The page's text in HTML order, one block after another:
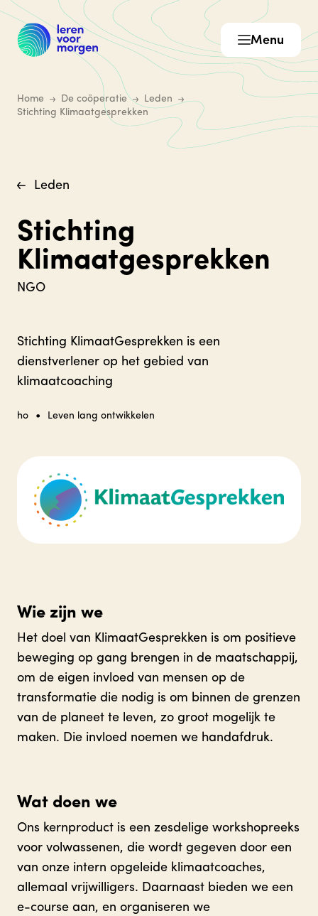
Menu
Home De coöperatie
Leden
Stichting Klimaatgesprekken
Leden
Stichting
Klimaatgesprekken
NGO
Stichting KlimaatGesprekken is een
dienstverlener op het gebied van
klimaatcoaching
ho • Leven lang ontwikkelen
Wie zijn we
Het doel van KlimaatGesprekken is om positieve
beweging op gang brengen in de maatschappij,
om de eigen invloed van mensen op de
transformatie die nodig is om binnen de grenzen
van de planeet te leven, zo groot mogelijk te
maken. Die invloed noemen we handafdruk.
Wat doen we
Ons kernproduct is een zesdelige workshopreeks
voor volwassenen, die wordt gegeven door een
van onze intern opgeleide klimaatcoaches,
allemaal vrijwilligers. Daarnaast bieden we een
e-course aan, en organiseren we